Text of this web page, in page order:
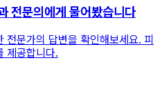
전문의에게 물어봤습니다
전문가의 답변을 확인해보세요. 피
제공합니다.